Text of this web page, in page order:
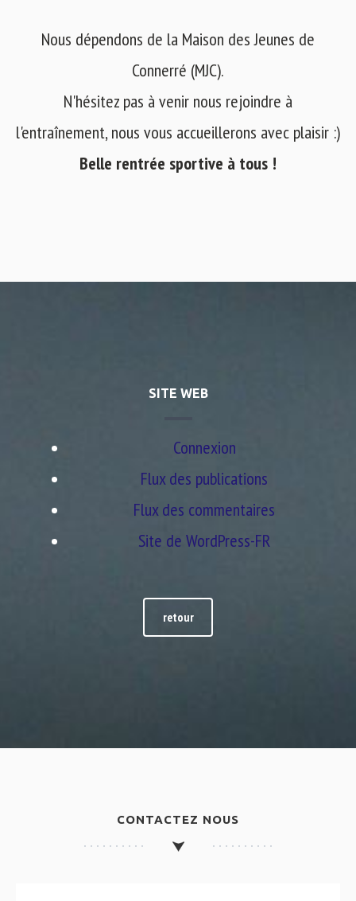
Nous dépendons de la Maison des Jeunes de
Connerré (MJC).
N'hésitez pas à venir nous rejoindre à
l'entraînement, nous vous accueillerons avec plaisir :)
Belle rentrée sportive à tous !
SITE WEB
Connexion
Flux des publications
Flux des commentaires
Site de WordPress-FR
retour
CONTACTEZ NOUS